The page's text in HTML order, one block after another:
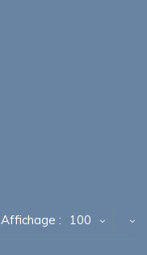
Affichage : 100